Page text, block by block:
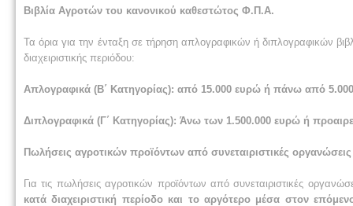
Βιβλία Αγροτών του κανονικού καθεστώτος Φ.Π.Α.
Τα όρια για την ένταξη σε τήρηση απλογραφικών ή διπλογραφικών
διαχειριστικής περιόδου:
Απλογραφικά (Β΄ Κατηγορίας): από 15.000 ευρώ ή πάνω από 5.000
Διπλογραφικά (Γ΄ Κατηγορίας): Άνω των 1.500.000 ευρώ ή
Πωλήσεις αγροτικών προϊόντων από συνεταιριστικές
Για τις πωλήσεις αγροτικών προϊόντων από συνεταιριστικές
κατά διαχειριστική περίοδο και το αργότερο μέσα στον